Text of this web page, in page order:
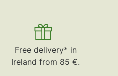
Free delivery* in
Ireland from 85 €.